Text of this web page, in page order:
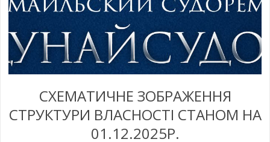
СХЕМАТИЧНЕ ЗОБРАЖЕННЯ
СТРУКТУРИ ВЛАСНОСТІ СТАНОМ НА
01.12.2025Р.